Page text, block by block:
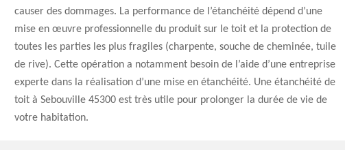
causer des dommages. La performance de l’étanchéité dépend d’une
mise en œuvre professionnelle du produit sur le toit et la protection de
toutes les parties les plus fragiles (charpente, souche de cheminée, tuile
de rive). Cette opération a notamment besoin de l’aide d’une entreprise
experte dans la réalisation d’une mise en étanchéité. Une étanchéité de
toit à Sebouville 45300 est très utile pour prolonger la durée de vie de
votre habitation.